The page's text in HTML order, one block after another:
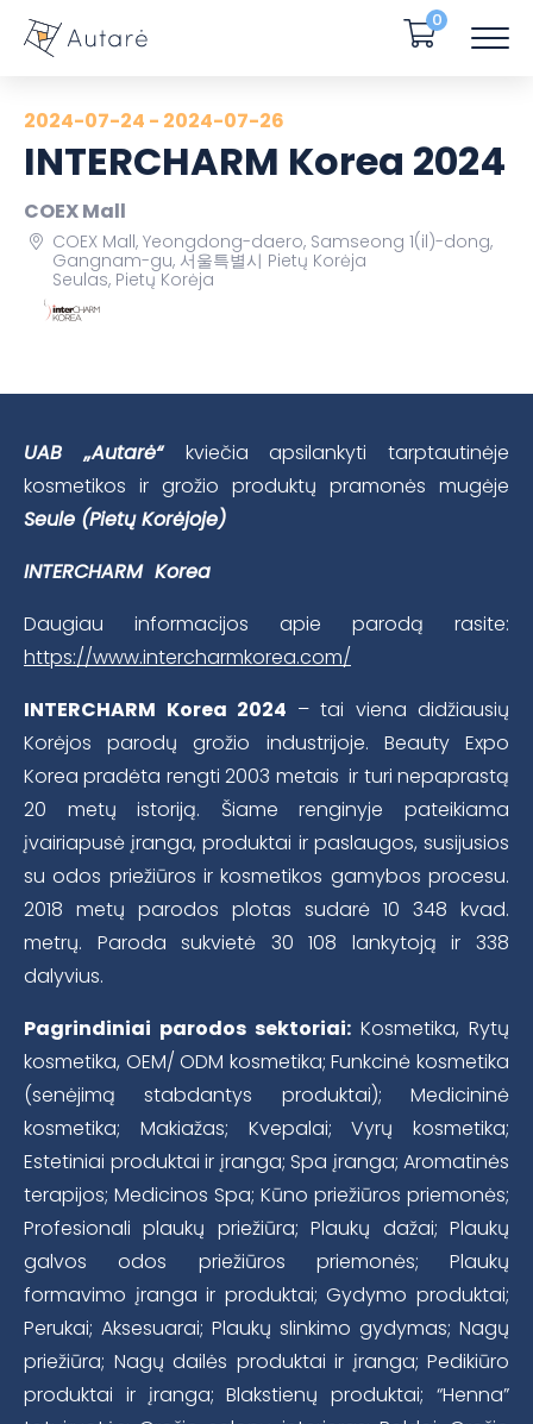
0
2024-07-24 - 2024-07-26
INTERCHARM Korea 2024
COEX Mall
COEX Mall, Yeongdong-daero, Samseong 1(il)-dong,
Gangnam-gu, 서울특별시 Pietų Korėja
Seulas, Pietų Korėja
UAB „Autarė“
kviečia apsilankyti tarptautinėje
kosmetikos ir grožio produktų pramonės mugėje
Seule (Pietų Korėjoje)
INTERCHARM Korea
Daugiau informacijos apie parodą rasite:
https://www.intercharmkorea.com/
INTERCHARM Korea 2024 – tai viena didžiausių
Korėjos parodų grožio industrijoje. Beauty Expo
Korea pradėta rengti 2003 metais ir turi nepaprastą
20 metų istoriją. Šiame renginyje pateikiama
įvairiapusė įranga, produktai ir paslaugos, susijusios
su odos priežiūros ir kosmetikos gamybos procesu.
2018 metų parodos plotas sudarė 10 348 kvad.
metrų. Paroda sukvietė 30 108 lankytoją ir 338
dalyvius.
Pagrindiniai parodos sektoriai: Kosmetika, Rytų
kosmetika, OEM/ ODM kosmetika; Funkcinė kosmetika
(senėjimą stabdantys produktai); Medicininė
kosmetika; Makiažas; Kvepalai; Vyrų kosmetika;
Estetiniai produktai ir įranga; Spa įranga; Aromatinės
terapijos; Medicinos Spa; Kūno priežiūros priemonės;
Profesionali plaukų priežiūra; Plaukų dažai; Plaukų
galvos odos priežiūros priemonės; Plaukų
formavimo įranga ir produktai; Gydymo produktai;
Perukai; Aksesuarai; Plaukų slinkimo gydymas; Nagų
priežiūra; Nagų dailės produktai ir įranga; Pedikiūro
produktai ir įranga; Blakstienų produktai; “Henna”